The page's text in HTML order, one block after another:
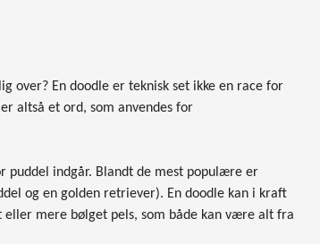
over? En doodle er teknisk set ikke en race for
altså et ord, som anvendes for
puddel indgår. Blandt de mest populære er
og en golden retriever). En doodle kan i kraft
mere bølget pels, som både kan være alt fra